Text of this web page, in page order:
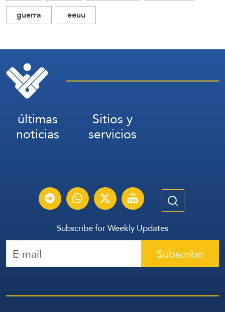
guerra
eeuu
últimas
noticias
Sitios y
servicios
Subscribe for Weekly Updates
Subscribe